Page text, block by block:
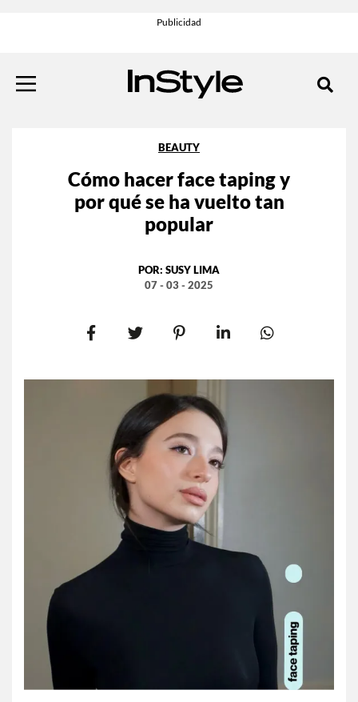
BEAUTY
Cómo hacer face taping y
por qué se ha vuelto tan
popular
POR: SUSY LIMA
07 - 03 - 2025